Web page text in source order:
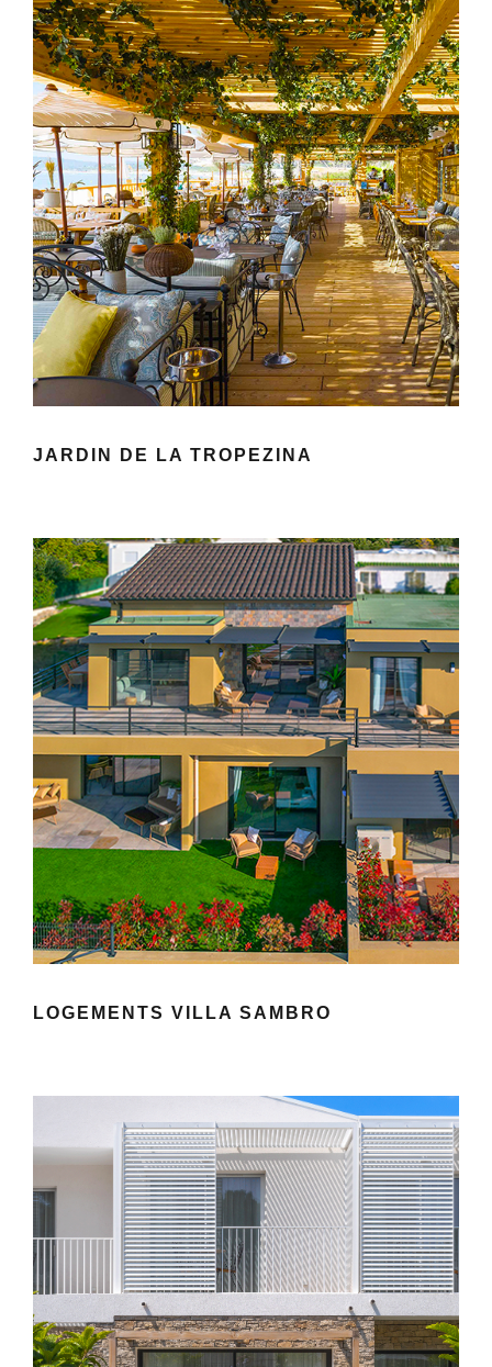
JARDIN DE LA TROPEZINA
JARDIN DE LA TROPEZINA
LOGEMENTS VILLA SAMBRO
LOGEMENTS VILLA SAMBRO
HÔTEL BLOOM